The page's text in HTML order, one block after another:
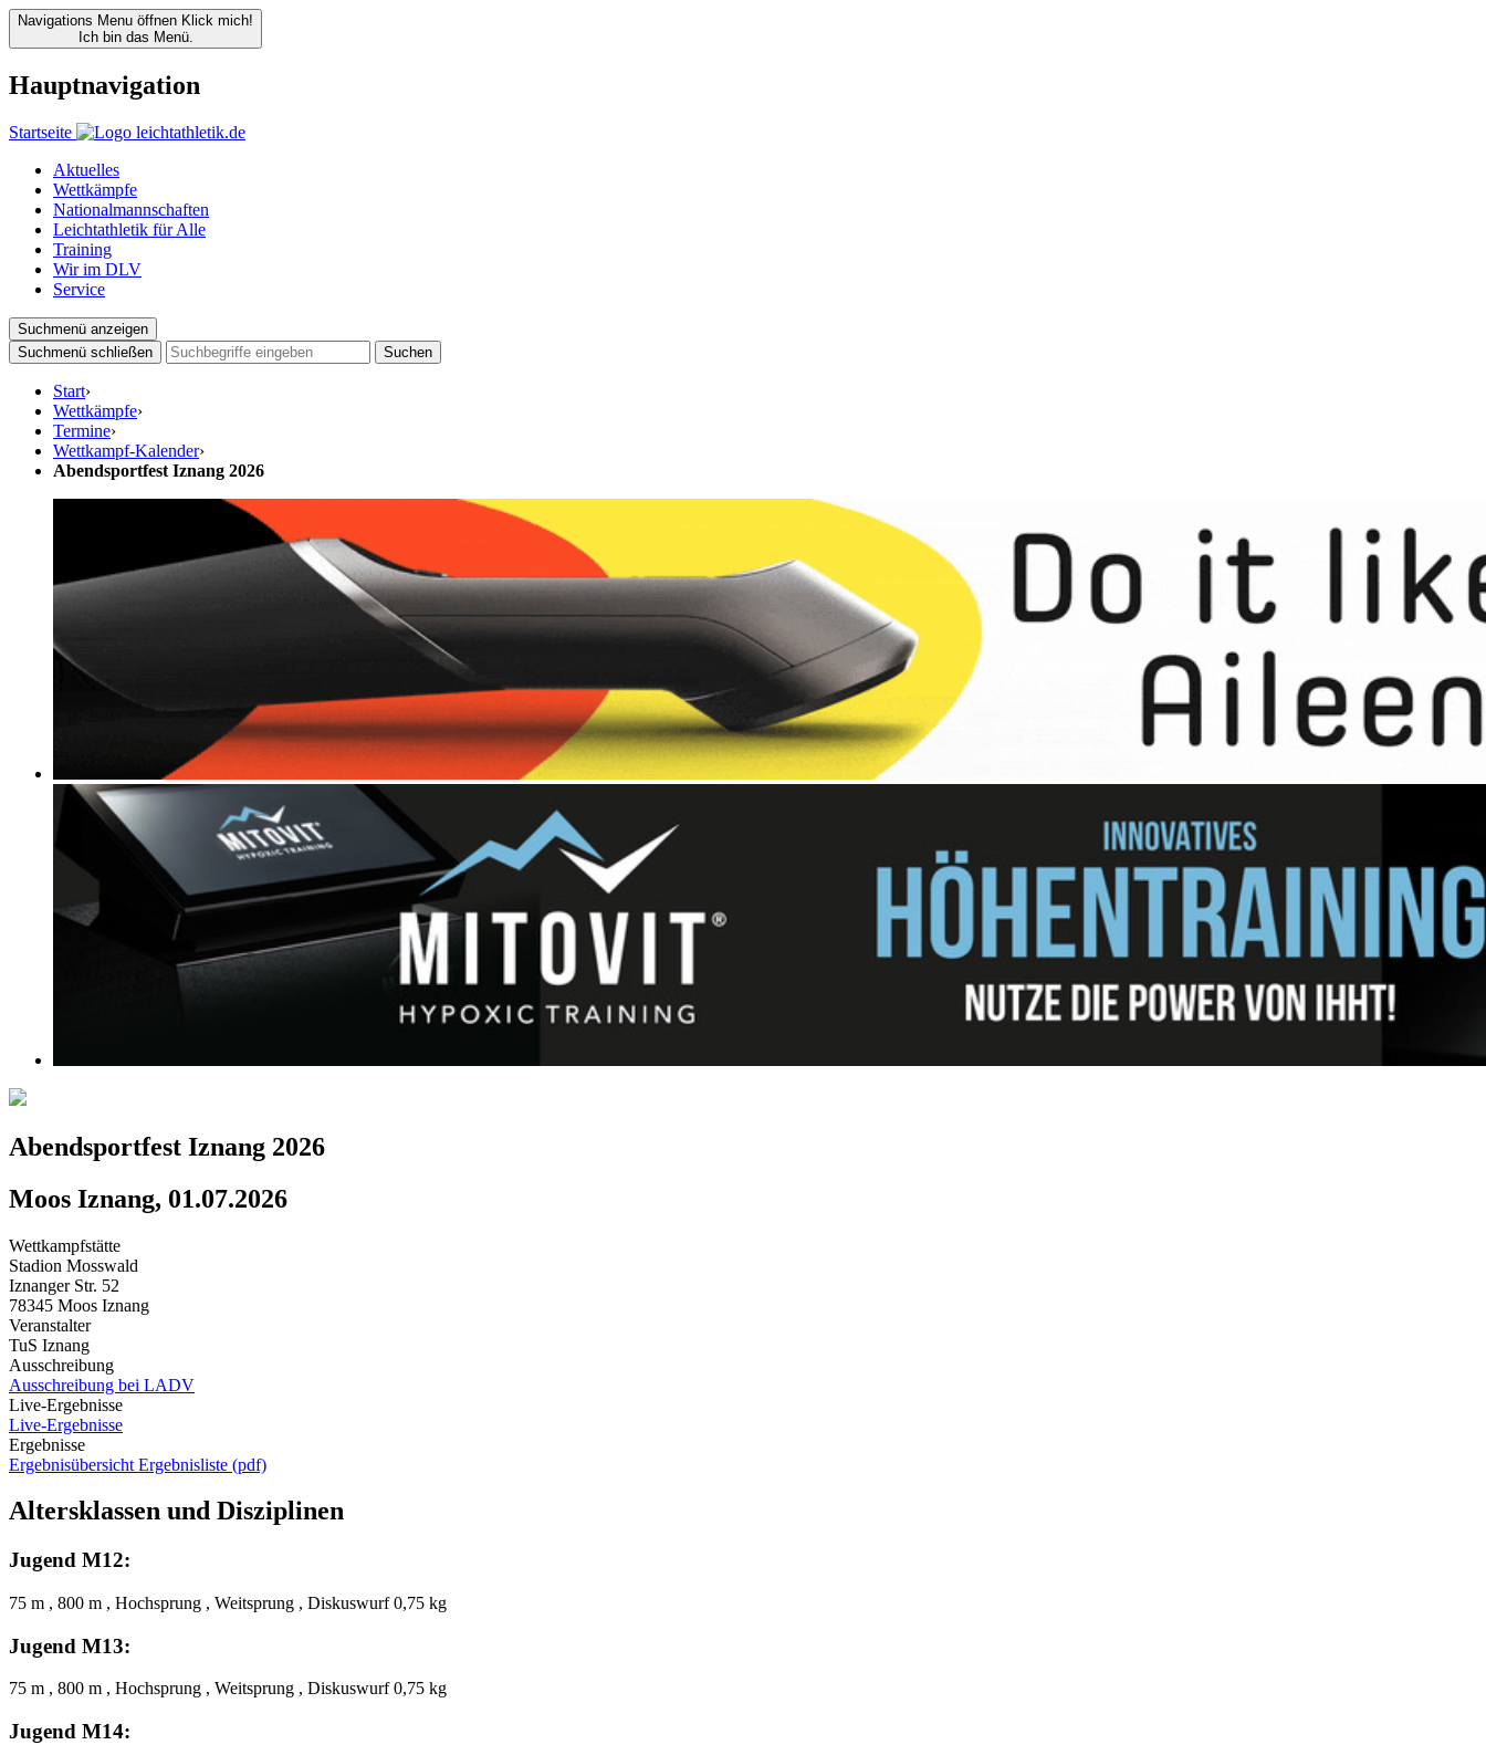
Navigations Menu öffnen Klick mich!
Ich bin das Menü.
Hauptnavigation
Startseite
Aktuelles
Wettkämpfe
Nationalmannschaften
Leichtathletik für Alle
Training
Wir im DLV
Service
Suchmenü anzeigen
Suchmenü schließen
Suchen
Start›
Wettkämpfe›
Termine›
Wettkampf-Kalender›
Abendsportfest Iznang 2026
Abendsportfest Iznang 2026
Moos Iznang, 01.07.2026
Wettkampfstätte
Stadion Mosswald
Iznanger Str. 52
78345 Moos Iznang
Veranstalter
TuS Iznang
Ausschreibung
Ausschreibung bei LADV
Live-Ergebnisse
Live-Ergebnisse
Ergebnisse
Ergebnisübersicht Ergebnisliste (pdf)
Altersklassen und Disziplinen
Jugend M12:
75 m , 800 m , Hochsprung , Weitsprung , Diskuswurf 0,75 kg
Jugend M13:
75 m , 800 m , Hochsprung , Weitsprung , Diskuswurf 0,75 kg
Jugend M14: